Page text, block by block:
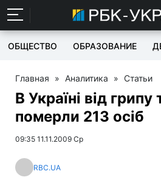
ОБЩЕСТВО ОБРАЗОВАНИЕ
Главная » Аналитика » Статьи
В Україні від грипу
померли 213 осіб
09:35 11.11.2009 Ср
RBC.UA